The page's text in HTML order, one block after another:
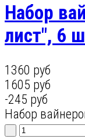
Набор
лист", 6
1360 руб
1605 руб
-245 руб
Набор